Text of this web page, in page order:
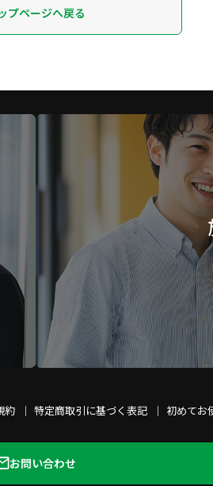
プページへ戻る
約 特定商取引に基づく表記 初めてお
お問い合わせ